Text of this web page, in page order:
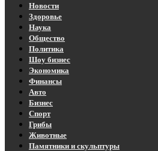
Новости
Здоровье
Наука
Общество
Политика
Шоу бизнес
Экономика
Финансы
Авто
Бизнес
Спорт
Грибы
Животные
Памятники и скульптуры